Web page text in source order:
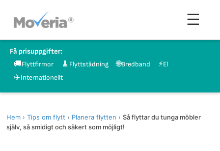
innehåll
☰
Få prisuppgifter:
🚚Flyttfirmor 🧹 Flyttstädning 🌐Bredband ⚡El
✈️Internationellt
Hem › Tips om flytt › Planera flytten › Så flyttar du tunga möbler
själv, så smidigt och säkert som möjligt!